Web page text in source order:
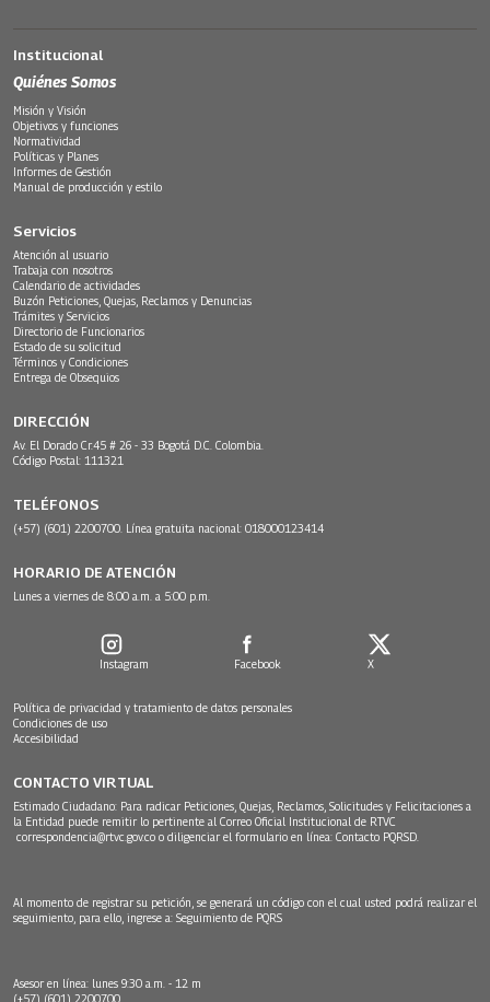
Institucional
Quiénes Somos
Misión y Visión
Objetivos y funciones
Normatividad
Políticas y Planes
Informes de Gestión
Manual de producción y estilo
Servicios
Atención al usuario
Trabaja con nosotros
Calendario de actividades
Buzón Peticiones, Quejas, Reclamos y Denuncias
Trámites y Servicios
Directorio de Funcionarios
Estado de su solicitud
Términos y Condiciones
Entrega de Obsequios
DIRECCIÓN
Av. El Dorado Cr.45 # 26 - 33 Bogotá D.C. Colombia.
Código Postal: 111321
TELÉFONOS
(+57) (601) 2200700. Línea gratuita nacional: 018000123414
HORARIO DE ATENCIÓN
Lunes a viernes de 8:00 a.m. a 5:00 p.m.
Instagram Facebook X
Política de privacidad y tratamiento de datos personales
Condiciones de uso
Accesibilidad
CONTACTO VIRTUAL
Estimado Ciudadano: Para radicar Peticiones, Quejas, Reclamos, Solicitudes y Felicitaciones a
la Entidad puede remitir lo pertinente al Correo Oficial Institucional de RTVC
correspondencia@rtvc.gov.co o diligenciar el formulario en línea: Contacto PQRSD.
Al momento de registrar su petición, se generará un código con el cual usted podrá realizar el
seguimiento, para ello, ingrese a: Seguimiento de PQRS
Asesor en línea: lunes 9:30 a.m. - 12 m
(+57) (601) 2200700